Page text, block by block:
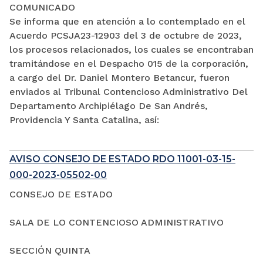
COMUNICADO
Se informa que en atención a lo contemplado en el
Acuerdo PCSJA23-12903 del 3 de octubre de 2023,
los procesos relacionados, los cuales se encontraban
tramitándose en el Despacho 015 de la corporación,
a cargo del Dr. Daniel Montero Betancur, fueron
enviados al Tribunal Contencioso Administrativo Del
Departamento Archipiélago De San Andrés,
Providencia Y Santa Catalina, así:
AVISO CONSEJO DE ESTADO RDO 11001-03-15-
000-2023-05502-00
CONSEJO DE ESTADO
SALA DE LO CONTENCIOSO ADMINISTRATIVO
SECCIÓN QUINTA